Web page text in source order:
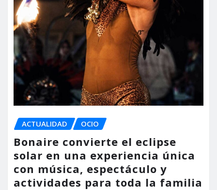
ACTUALIDAD OCIO
Bonaire convierte el eclipse
solar en una experiencia única
con música, espectáculo y
actividades para toda la familia